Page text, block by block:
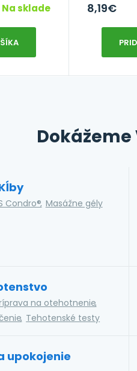
Na sklade 8,19€
Condro® Masážne gély
na otehotnenie
Tehotenské testy
upokojenie